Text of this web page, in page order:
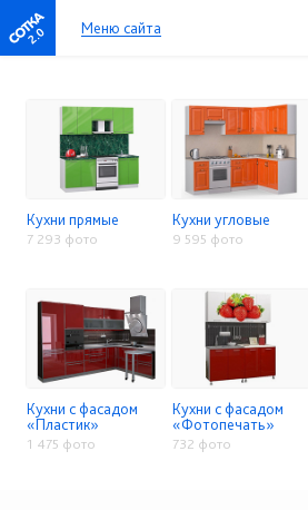
2.0 Меню сайта
Кухни прямые
7 293 фото
Кухни угловые
9 595 фото
Кухни с фасадом
«Пластик»
1 475 фото
Кухни с фасадом
«Фотопечать»
732 фото